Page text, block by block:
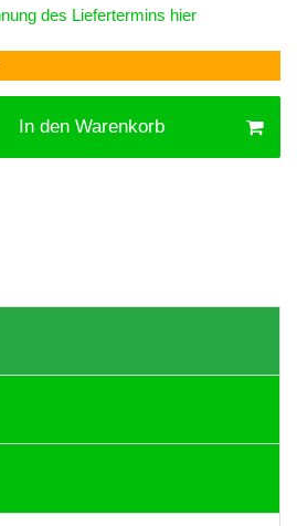
des Liefertermins hier
In den Warenkorb